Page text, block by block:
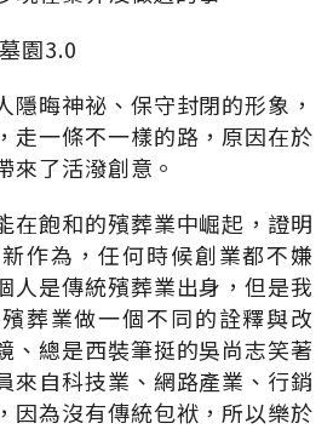
園3.0
隱晦神祕、保守封閉的形象，
走一條不一樣的路，原因在於
來了活潑創意。
在飽和的殯葬業中崛起，證明
作為，任何時候創業都不嫌
人是傳統殯葬業出身，但是我
葬業做一個不同的詮釋與改
、總是西裝筆挺的吳尚志笑著
來自科技業、網路產業、行銷
因為沒有傳統包袱，所以樂於